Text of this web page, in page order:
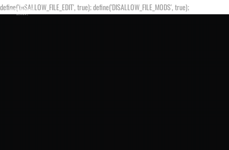
define('DISALLOW_FILE_EDIT', true); define('DISALLOW_FILE_MODS', true);